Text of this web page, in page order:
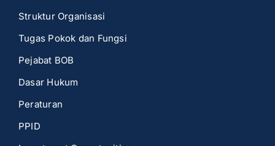
Struktur Organisasi
Tugas Pokok dan Fungsi
Pejabat BOB
Dasar Hukum
Peraturan
PPID